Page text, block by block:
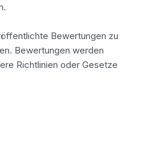
Bewertungen zu
Bewertungen werden
Richtlinien oder Gesetze